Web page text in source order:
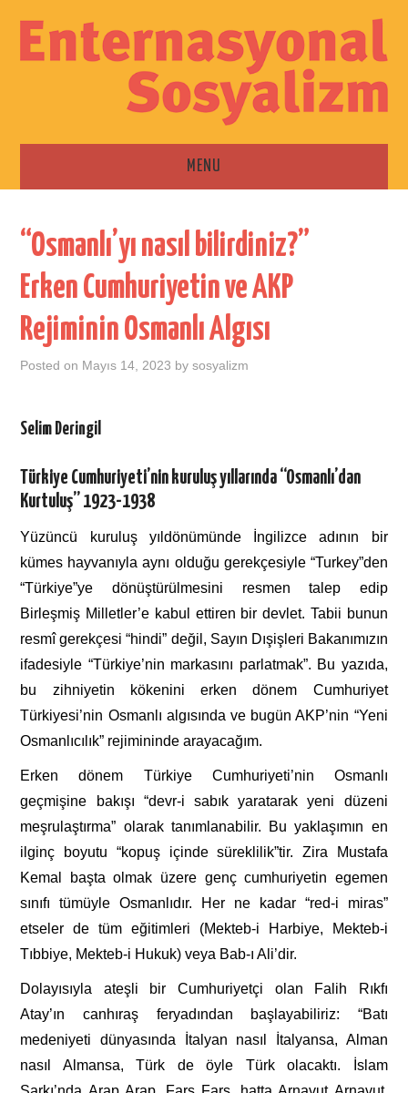
MENU
ESKI SAYILAR
“Osmanlı’yı nasıl bilirdiniz?”
Erken Cumhuriyetin ve AKP
Rejiminin Osmanlı Algısı
Posted on Mayıs 14, 2023 bysosyalizm
Selim Deringil
Türkiye Cumhuriyeti’nin kuruluş yıllarında “Osmanlı’dan
Kurtuluş” 1923-1938
Yüzüncü kuruluş yıldönümünde İngilizce adının bir
kümes hayvanıyla aynı olduğu gerekçesiyle “Turkey”den
“Türkiye”ye dönüştürülmesini resmen talep edip
Birleşmiş Milletler’e kabul ettiren bir devlet. Tabii bunun
resmî gerekçesi “hindi” değil, Sayın Dışişleri Bakanımızın
ifadesiyle “Türkiye’nin markasını parlatmak”. Bu yazıda,
bu zihniyetin kökenini erken dönem Cumhuriyet
Türkiyesi’nin Osmanlı algısında ve bugün AKP’nin “Yeni
Osmanlıcılık” rejimininde arayacağım.
Erken dönem Türkiye Cumhuriyeti’nin Osmanlı
geçmişine bakışı “devr-i sabık yaratarak yeni düzeni
meşrulaştırma” olarak tanımlanabilir. Bu yaklaşımın en
ilginç boyutu “kopuş içinde süreklilik”tir. Zira Mustafa
Kemal başta olmak üzere genç cumhuriyetin egemen
sınıfı tümüyle Osmanlıdır. Her ne kadar “red-i miras”
etseler de tüm eğitimleri (Mekteb-i Harbiye, Mekteb-i
Tıbbiye, Mekteb-i Hukuk) veya Bab-ı Ali’dir.
Dolayısıyla ateşli bir Cumhuriyetçi olan Falih Rıkfı
Atay’ın canhıraş feryadından başlayabiliriz: “Batı
medeniyeti dünyasında İtalyan nasıl İtalyansa, Alman
nasıl Almansa, Türk de öyle Türk olacaktı. İslam